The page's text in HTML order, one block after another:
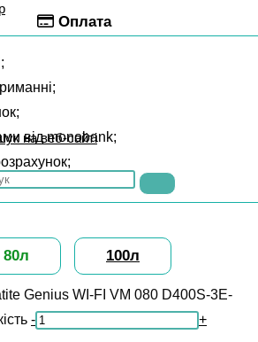
на веб-сайті
Оплата
від monobank;
80л 100л
Genius WI-FI VM 080 D400S-3E-
- +